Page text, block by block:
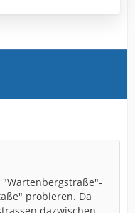
probieren. Da